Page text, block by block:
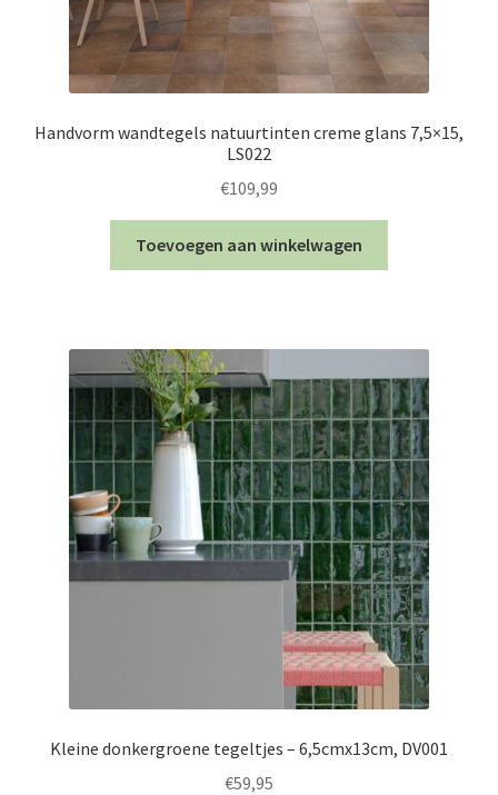
Handvorm wandtegels natuurtinten creme glans 7,5×15,
LS022
€109,99
Toevoegen aan winkelwagen
Kleine donkergroene tegeltjes – 6,5cmx13cm, DV001
€59,95